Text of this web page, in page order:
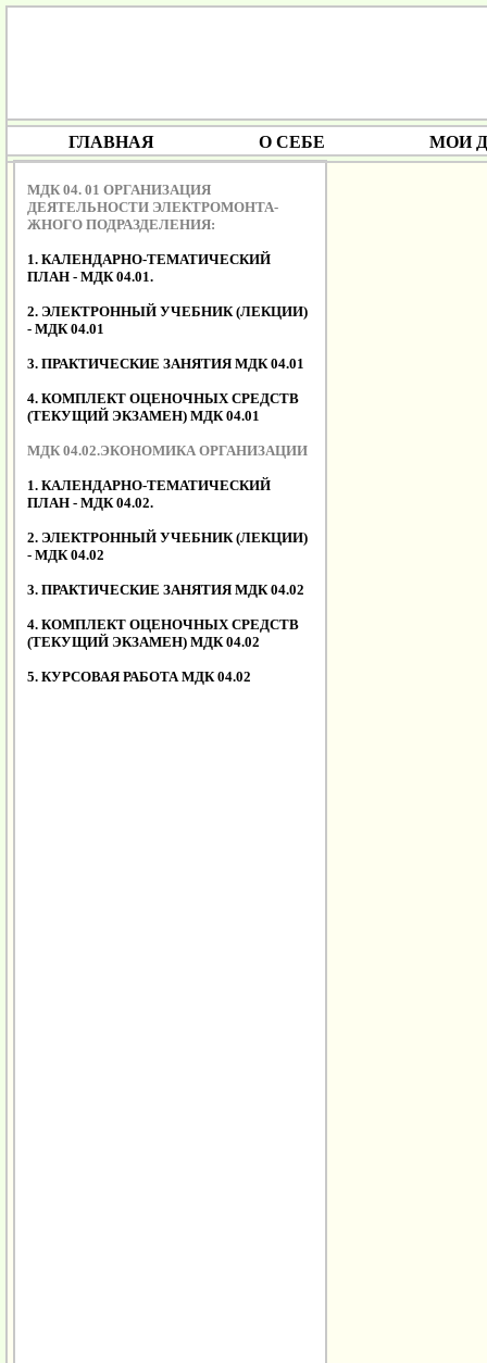
ГЛАВНАЯ О СЕБЕ МОИ
МДК 04. 01 ОРГАНИЗАЦИЯ
ДЕЯТЕЛЬНОСТИ ЭЛЕКТРОМОНТА-
ЖНОГО ПОДРАЗДЕЛЕНИЯ:
1. КАЛЕНДАРНО-ТЕМАТИЧЕСКИЙ
ПЛАН - МДК 04.01.
2. ЭЛЕКТРОННЫЙ УЧЕБНИК (ЛЕКЦИИ)
- МДК 04.01
3. ПРАКТИЧЕСКИЕ ЗАНЯТИЯ МДК 04.01
4. КОМПЛЕКТ ОЦЕНОЧНЫХ СРЕДСТВ
(ТЕКУЩИЙ ЭКЗАМЕН) МДК 04.01
МДК 04.02.ЭКОНОМИКА ОРГАНИЗАЦИИ
1. КАЛЕНДАРНО-ТЕМАТИЧЕСКИЙ
ПЛАН - МДК 04.02.
2. ЭЛЕКТРОННЫЙ УЧЕБНИК (ЛЕКЦИИ)
- МДК 04.02
3. ПРАКТИЧЕСКИЕ ЗАНЯТИЯ МДК 04.02
4. КОМПЛЕКТ ОЦЕНОЧНЫХ СРЕДСТВ
(ТЕКУЩИЙ ЭКЗАМЕН) МДК 04.02
5. КУРСОВАЯ РАБОТА МДК 04.02